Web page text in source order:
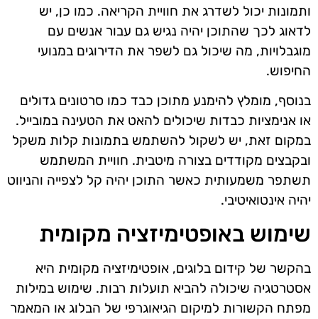
ותמונות יכול לשדרג את חוויית הקריאה. כמו כן, יש
לדאוג לכך שהתוכן יהיה נגיש גם עבור אנשים עם
מוגבלויות, מה שיכול גם לשפר את הדירוגים במנועי
החיפוש.
בנוסף, מומלץ להימנע מתוכן כבד כמו סרטונים גדולים
או אנימציות כבדות שיכולים להאט את הטעינה במובייל.
במקום זאת, יש לשקול להשתמש בתמונות קלות משקל
ובקבצים מקודדים בצורה מיטבית. חוויית המשתמש
תשתפר משמעותית כאשר התוכן יהיה קל לצפייה והניווט
יהיה אינטואיטיבי.
שימוש באופטימיזציה מקומית
בהקשר של קידום בלוגים, אופטימיזציה מקומית היא
אסטרטגיה שיכולה להביא תועלות רבות. שימוש במילות
מפתח הקשורות למיקום הגיאוגרפי של הבלוג או המאמר